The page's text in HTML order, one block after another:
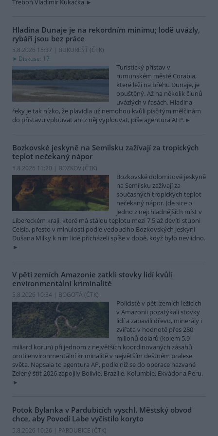
Třeboň Vladimír Kukačka.
Hladina Dunaje je na rekordním minimu; lodě uvázly,
rybáři jsou bez práce
5.8.2026 15:37 | BUKUREŠŤ (ČTK)
Diskuse: 17
Turistický přístav v
rumunském městě Corabia,
které leží na břehu Dunaje, je
opuštěný. Až na několik člunů
uvázlých v řasách. Hladina
řeky je tak nízko, že plavidla už nemohou kvůli písčitým mělčinám
do přístavu vplouvat ani z něj vyplouvat, píše agentura AFP.
Bozkovské jeskyně na Semilsku zažívají za tropických
teplot nečekaný nápor
5.8.2026 11:20 | BOZKOV (ČTK)
Bozkovské dolomitové jeskyně
na Semilsku zažívají za
současných tropických teplot
nečekaný nápor. Jde sice o
jedno z nejchladnějších míst v
Libereckém kraji, které má stálou teplotu mezi 7,5 až devíti stupni
Celsia, přesto v minulosti podle vedoucího Bozkovských jeskyní
Dušana Milky k nim lidé přicházeli spíše v době, když bylo nevlídno.
V pěti zemích Amazonie zatkli stovky lidí kvůli
environmentální kriminalitě
5.8.2026 10:34 | BOGOTÁ (ČTK)
Policisté v pěti zemích ležících
v Amazonii pozatýkali stovky
lidí a zabavili dřevo, minerály i
zvířata v hodnotě přes 280
milionů dolarů (kolem 5,9
miliard korun) při jednom z největších koordinovaných zásahů
proti environmentální kriminalitě v největším deštném pralese
světa. Napsala to agentura AP, podle níž se do operace nazvané
Zelený štít 2026 zapojily Bolívie, Brazílie, Kolumbie, Ekvádor a Peru.
Potok Bylanka v Pardubicích vyschl. Městský obvod
chce, aby Povodí Labe vyčistilo koryto
5.8.2026 10:26 | PARDUBICE (ČTK)